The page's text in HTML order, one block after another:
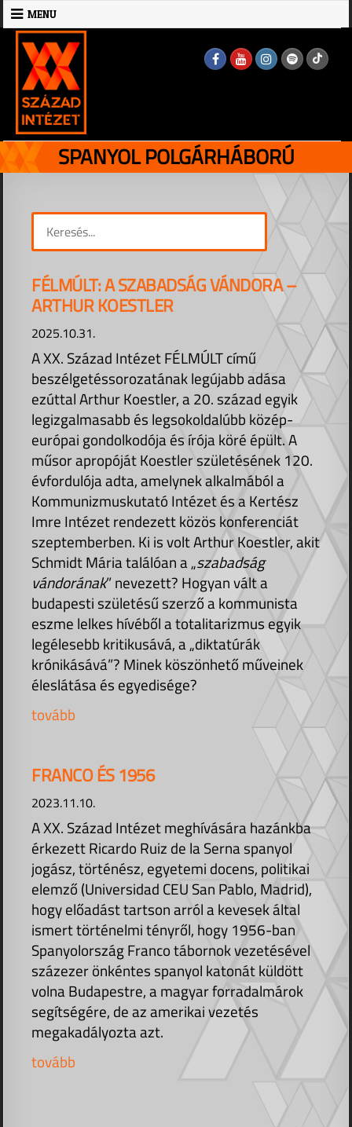
Skip
to
content
MENU
SPANYOL POLGÁRHÁBORÚ
FÉLMÚLT: A SZABADSÁG VÁNDORA –
ARTHUR KOESTLER
2025.10.31.
A XX. Század Intézet FÉLMÚLT című
beszélgetéssorozatának legújabb adása
ezúttal Arthur Koestler, a 20. század egyik
legizgalmasabb és legsokoldalúbb közép-
európai gondolkodója és írója köré épült. A
műsor apropóját Koestler születésének 120.
évfordulója adta, amelynek alkalmából a
Kommunizmuskutató Intézet és a Kertész
Imre Intézet rendezett közös konferenciát
szeptemberben. Ki is volt Arthur Koestler, akit
Schmidt Mária találóan a „szabadság
vándorának” nevezett? Hogyan vált a
budapesti születésű szerző a kommunista
eszme lelkes hívéből a totalitarizmus egyik
legélesebb kritikusává, a „diktatúrák
krónikásává”? Minek köszönhető műveinek
éleslátása és egyedisége?
tovább
FRANCO ÉS 1956
2023.11.10.
A XX. Század Intézet meghívására hazánkba
érkezett Ricardo Ruiz de la Serna spanyol
jogász, történész, egyetemi docens, politikai
elemző (Universidad CEU San Pablo, Madrid),
hogy előadást tartson arról a kevesek által
ismert történelmi tényről, hogy 1956-ban
Spanyolország Franco tábornok vezetésével
százezer önkéntes spanyol katonát küldött
volna Budapestre, a magyar forradalmárok
segítségére, de az amerikai vezetés
megakadályozta azt.
tovább